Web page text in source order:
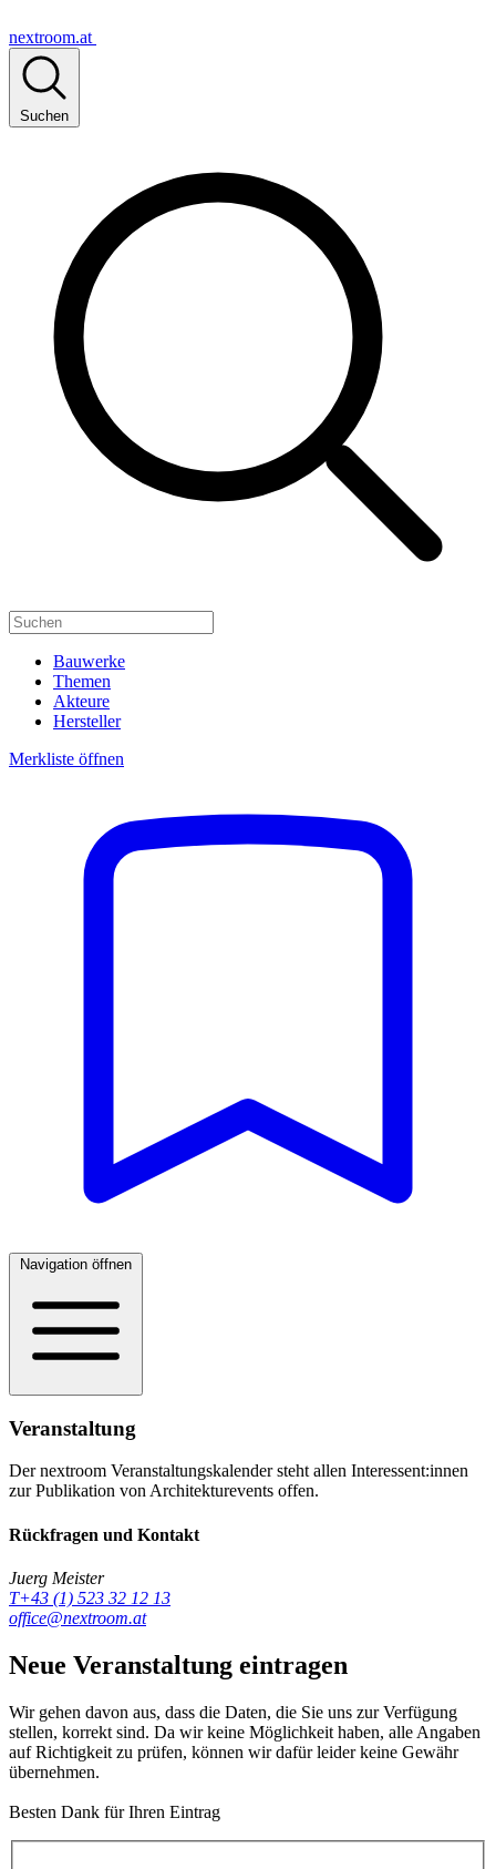
nextroom.at
Suchen
Bauwerke
Themen
Akteure
Hersteller
Merkliste öffnen
Navigation öffnen
Veranstaltung
Der nextroom Veranstaltungskalender steht allen Interessent:innen
zur Publikation von Architekturevents offen.
Rückfragen und Kontakt
Juerg Meister
T+43 (1) 523 32 12 13
office@nextroom.at
Neue Veranstaltung eintragen
Wir gehen davon aus, dass die Daten, die Sie uns zur Verfügung
stellen, korrekt sind. Da wir keine Möglichkeit haben, alle Angaben
auf Richtigkeit zu prüfen, können wir dafür leider keine Gewähr
übernehmen.
Besten Dank für Ihren Eintrag